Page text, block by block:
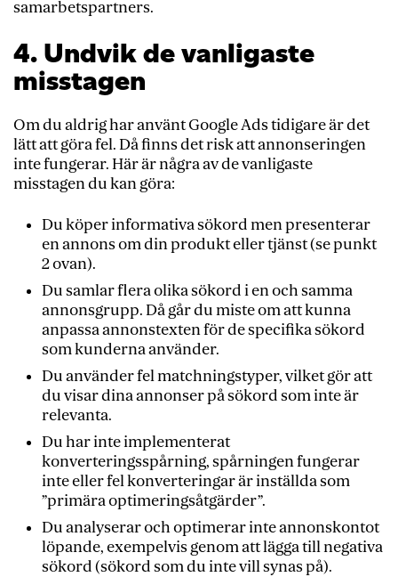
samarbetspartners.
4. Undvik de vanligaste
misstagen
Om du aldrig har använt Google Ads tidigare är det
lätt att göra fel. Då finns det risk att annonseringen
inte fungerar. Här är några av de vanligaste
misstagen du kan göra:
Du köper informativa sökord men presenterar
en annons om din produkt eller tjänst (se punkt
2 ovan).
Du samlar flera olika sökord i en och samma
annonsgrupp. Då går du miste om att kunna
anpassa annonstexten för de specifika sökord
som kunderna använder.
Du använder fel matchningstyper, vilket gör att
du visar dina annonser på sökord som inte är
relevanta.
Du har inte implementerat
konverteringsspårning, spårningen fungerar
inte eller fel konverteringar är inställda som
”primära optimeringsåtgärder”.
Du analyserar och optimerar inte annonskontot
löpande, exempelvis genom att lägga till negativa
sökord (sökord som du inte vill synas på).